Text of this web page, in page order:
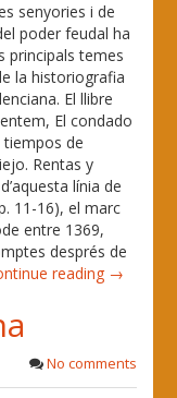
senyories i de
poder feudal ha
principals temes
la historiografia
El llibre
El condado
tiempos de
Rentas y
línia de
11-16), el marc
entre 1369,
després de
reading →
No comments